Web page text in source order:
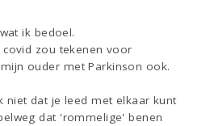
ik bedoel.
zou tekenen voor
ouder met Parkinson ook.
niet dat je leed met elkaar kunt
dat 'rommelige' benen